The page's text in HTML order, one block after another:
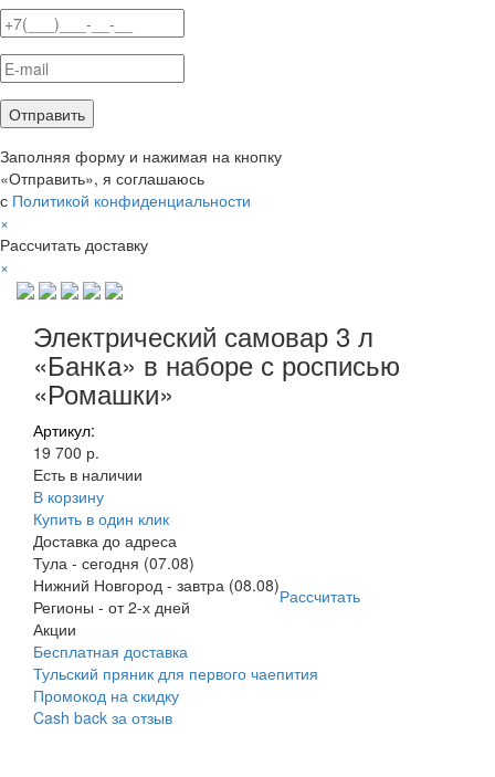
Заполняя форму и нажимая на кнопку
«Отправить», я соглашаюсь
с Политикой конфиденциальности
×
Рассчитать доставку
×
Электрический самовар 3 л
«Банка» в наборе с росписью
«Ромашки»
Артикул:
19 700 р.
Есть в наличии
В корзину
Купить в один клик
Доставка до адреса
Тула - сегодня (07.08)
Нижний Новгород - завтра (08.08)Рассчитать
Регионы - от 2-х дней
Акции
Бесплатная доставка
Тульский пряник для первого чаепития
Промокод на скидку
Cash back за отзыв